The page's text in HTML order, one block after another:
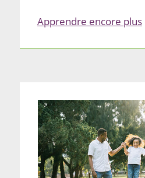
Apprendre encore plus